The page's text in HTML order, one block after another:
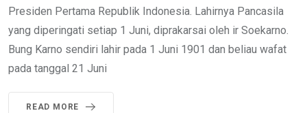
Presiden Pertama Republik Indonesia. Lahirnya Pancasila
yang diperingati setiap 1 Juni, diprakarsai oleh ir Soekarno.
Bung Karno sendiri lahir pada 1 Juni 1901 dan beliau wafat
pada tanggal 21 Juni
READ MORE